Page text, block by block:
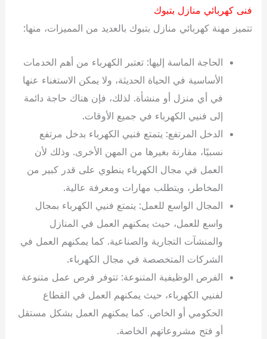
فنى كهربائي منازل بتبوك
تتميز مهنة كهربائي منازل بتبوك بالعديد من المميزات، منها:
الحاجة الماسة إليها: تعتبر الكهرباء من أهم الخدمات
الأساسية في الحياة الحديثة، ولا يمكن الاستغناء عنها
في أي منزل أو منشأة. لذلك، فإن هناك حاجة دائمة
إلى فنيي الكهرباء في جميع الأوقات.
الدخل المرتفع: يتمتع فنيي الكهرباء بدخل مرتفع
نسبيًا، مقارنة بغيرها من المهن الأخرى. وذلك لأن
العمل في مجال الكهرباء ينطوي على قدر كبير من
المخاطر، ويتطلب مهارات ومعرفة عالية.
المجال الواسع للعمل: يتمتع فنيي الكهرباء بمجال
واسع للعمل، حيث يمكنهم العمل في المنازل
والمنشآت التجارية والصناعية. كما يمكنهم العمل في
الشركات المتخصصة في مجال الكهرباء.
الفرص الوظيفية المتنوعة: تتوفر فرص عمل متنوعة
لفنيي الكهرباء، حيث يمكنهم العمل في القطاع
الحكومي أو الخاص. كما يمكنهم العمل بشكل مستقل
أو فتح مشروعاتهم الخاصة.